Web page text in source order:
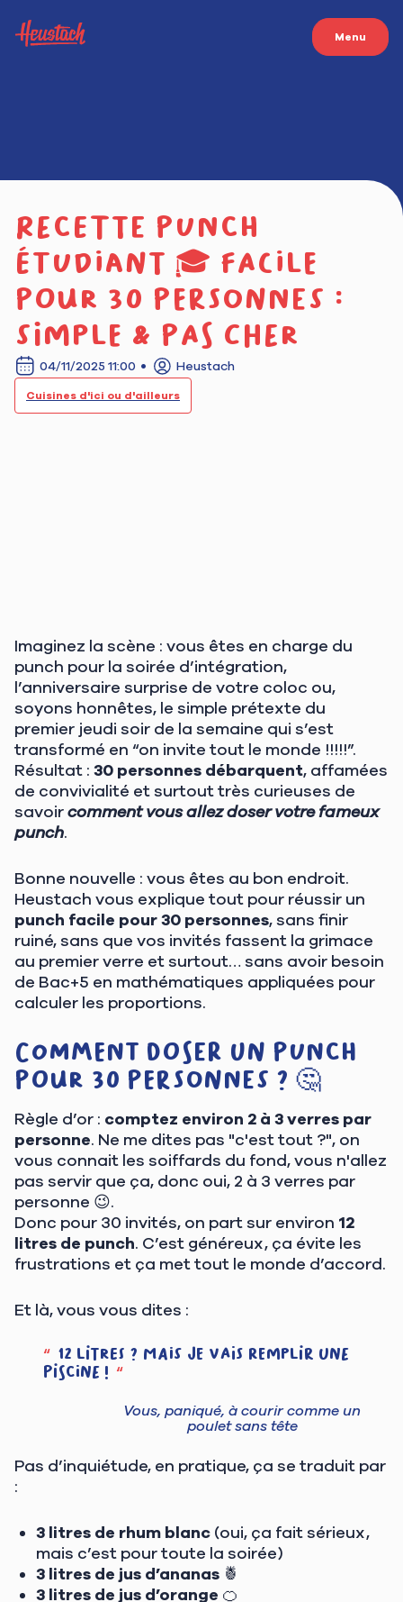
Menu
Recette punch
étudiant 🎓 facile
pour 30 personnes :
simple & pas cher
04/11/2025 11:00 Heustach
Cuisines d'ici ou d'ailleurs
Imaginez la scène : vous êtes en charge du
punch pour la soirée d’intégration,
l’anniversaire surprise de votre coloc ou,
soyons honnêtes, le simple prétexte du
premier jeudi soir de la semaine qui s’est
transformé en “on invite tout le monde !!!!!”.
Résultat : 30 personnes débarquent, affamées
de convivialité et surtout très curieuses de
savoircomment vous allez doser votre fameux
punch.
Bonne nouvelle : vous êtes au bon endroit.
Heustach vous explique tout pour réussir un
punch facile pour 30 personnes, sans finir
ruiné, sans que vos invités fassent la grimace
au premier verre et surtout… sans avoir besoin
de Bac+5 en mathématiques appliquées pour
calculer les proportions.
Comment doser un punch
pour 30 personnes ? 🤔
Règle d’or : comptez environ 2 à 3 verres par
personne. Ne me dites pas "c'est tout ?", on
vous connait les soiffards du fond, vous n'allez
pas servir que ça, donc oui, 2 à 3 verres par
personne 😉.
Donc pour 30 invités, on part sur environ 12
litres de punch. C’est généreux, ça évite les
frustrations et ça met tout le monde d’accord.
Et là, vous vous dites :
12 litres ? Mais je vais remplir une
piscine !
Vous, paniqué, à courir comme un
poulet sans tête
Pas d’inquiétude, en pratique, ça se traduit par
:
3 litres de rhum blanc (oui, ça fait sérieux,
mais c’est pour toute la soirée)
3 litres de jus d’ananas 🍍
3 litres de jus d’orange 🍊